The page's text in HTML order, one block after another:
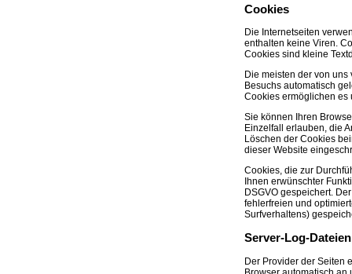
Cookies
Die Internetseiten
enthalten keine Viren.
Cookies sind kleine
Die meisten der von
Besuchs automatisch
Cookies ermöglichen es
Sie können Ihren
Einzelfall erlauben, die
Löschen der Cookies
dieser Website
Cookies, die zur
Ihnen erwünschter
DSGVO gespeichert.
fehlerfreien und
Surfverhaltens)
Server-Log-Dateien
Der Provider der Seiten